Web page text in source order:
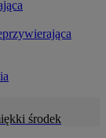
środek